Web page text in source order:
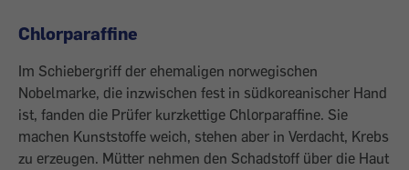
Chlorparaffine
Im Schiebergriff der ehemaligen norwegischen
Nobelmarke, die inzwischen fest in südkoreanischer Hand
ist, fanden die Prüfer kurzkettige Chlorparaffine. Sie
machen Kunststoffe weich, stehen aber in Verdacht, Krebs
zu erzeugen. Mütter nehmen den Schadstoff über die Haut